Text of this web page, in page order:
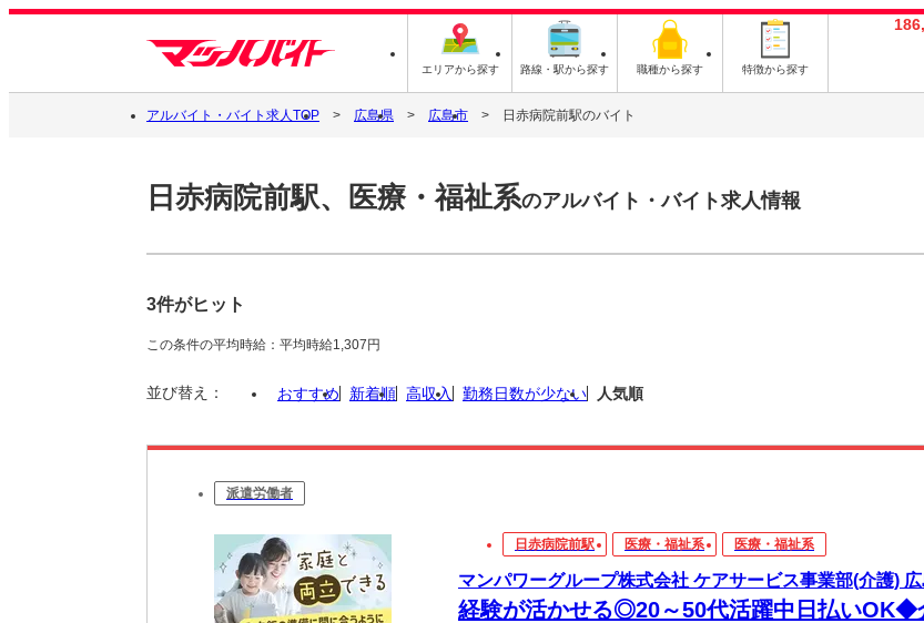
エリアから探す 路線・駅から探す 職種から探す 特徴から探す
アルバイト・バイト求人TOP 広島県 広島市 日赤病院前駅のバイト
日赤病院前駅、医療・福祉系のアルバイト・バイト求人情報
3件がヒット
この条件の平均時給：平均時給1,307円
並び替え： おすすめ 新着順 高収入 勤務日数が少ない 人気順
派遣労働者
日赤病院前駅 医療・福祉系 医療・福祉系
マンパワーグループ株式会社 ケアサービス事業部(介護)
経験が活かせる◎20～50代活躍中日払いOK◆